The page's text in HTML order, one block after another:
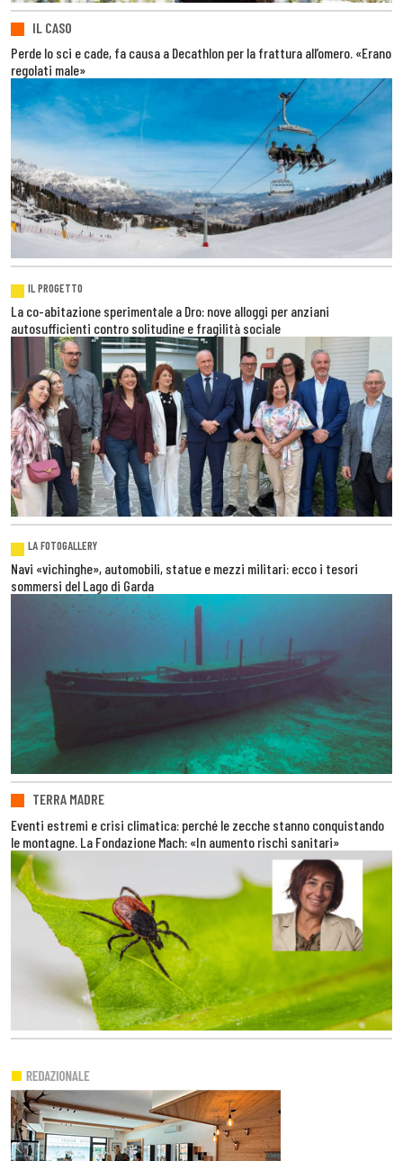
IL CASO
Perde lo sci e cade, fa causa a Decathlon per la frattura all’omero. «Erano
regolati male»
IL PROGETTO
La co-abitazione sperimentale a Dro: nove alloggi per anziani
autosufficienti contro solitudine e fragilità sociale
LA FOTOGALLERY
Navi «vichinghe», automobili, statue e mezzi militari: ecco i tesori
sommersi del Lago di Garda
TERRA MADRE
Eventi estremi e crisi climatica: perché le zecche stanno conquistando
le montagne. La Fondazione Mach: «In aumento rischi sanitari»